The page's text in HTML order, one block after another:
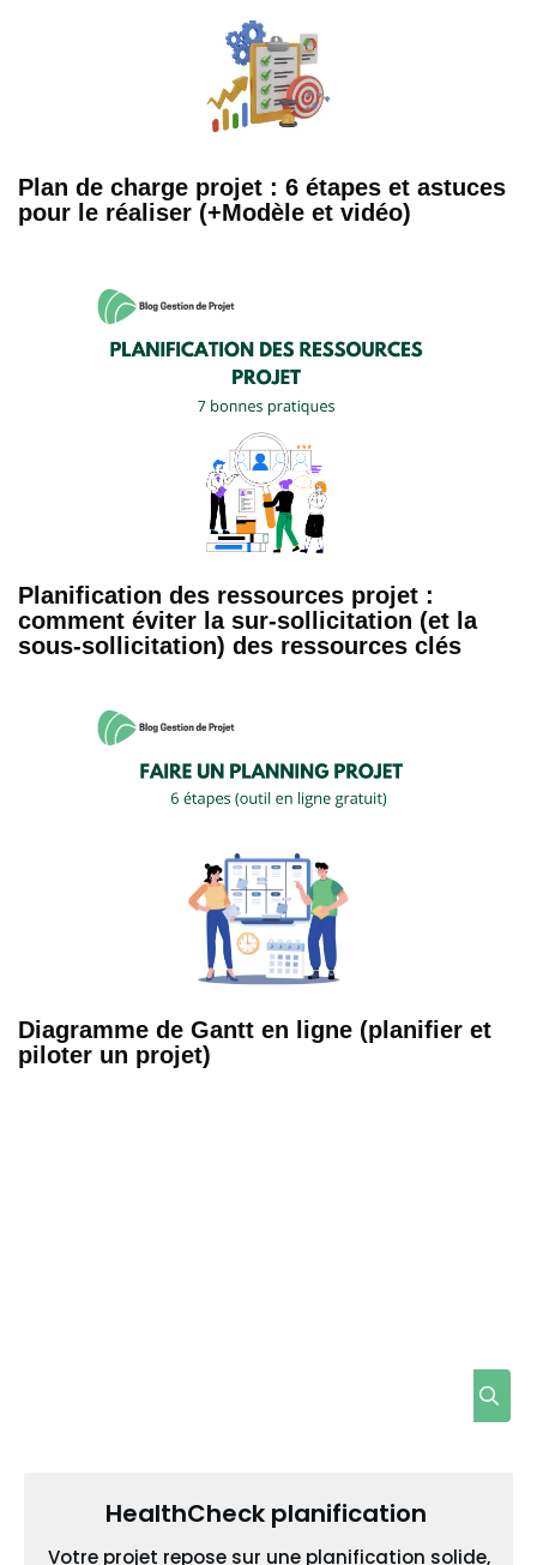
Plan de charge projet : 6 étapes et astuces
pour le réaliser (+Modèle et vidéo)
Planification des ressources projet :
comment éviter la sur-sollicitation (et la
sous-sollicitation) des ressources clés
Diagramme de Gantt en ligne (planifier et
piloter un projet)
HealthCheck planification
Votre projet repose sur une planification solide,